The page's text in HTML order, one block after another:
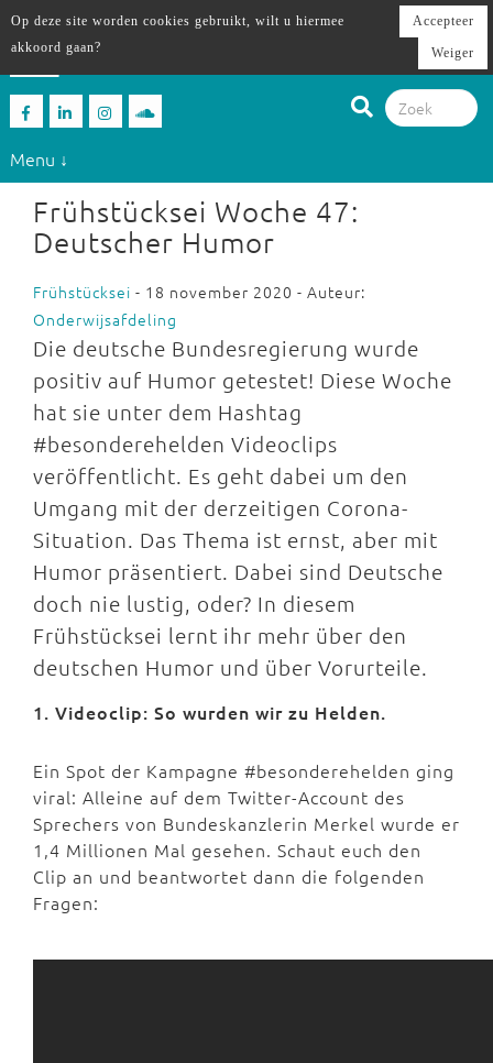
Menu ↓
Frühstücksei Woche 47:
Deutscher Humor
Frühstücksei - 18 november 2020 - Auteur:
Onderwijsafdeling
Die deutsche Bundesregierung wurde
positiv auf Humor getestet! Diese Woche
hat sie unter dem Hashtag
#besonderehelden Videoclips
veröffentlicht. Es geht dabei um den
Umgang mit der derzeitigen Corona-
Situation. Das Thema ist ernst, aber mit
Humor präsentiert. Dabei sind Deutsche
doch nie lustig, oder? In diesem
Frühstücksei lernt ihr mehr über den
deutschen Humor und über Vorurteile.
1. Videoclip: So wurden wir zu Helden.
Ein Spot der Kampagne #besonderehelden ging
viral: Alleine auf dem Twitter-Account des
Sprechers von Bundeskanzlerin Merkel wurde er
1,4 Millionen Mal gesehen. Schaut euch den
Clip an und beantwortet dann die folgenden
Fragen:
Op deze site worden cookies gebruikt, wilt u hiermee
akkoord gaan?
Accepteer
Weiger